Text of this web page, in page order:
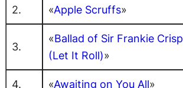
2. «Apple Scruffs»
3.
«Ballad of Sir Frankie Crisp
(Let It Roll)»
4. «Awaiting on You All»